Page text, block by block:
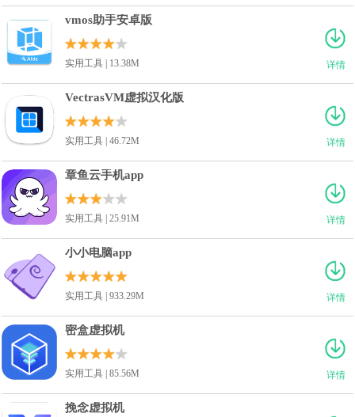
详情
vmos助手安卓版
实用工具 | 13.38M
详情
VectrasVM虚拟汉化版
实用工具 | 46.72M
详情
章鱼云手机app
实用工具 | 25.91M
详情
小小电脑app
实用工具 | 933.29M
详情
密盒虚拟机
实用工具 | 85.56M
挽念虚拟机